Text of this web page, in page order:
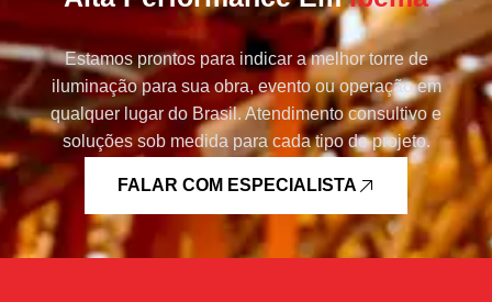
Estamos prontos para indicar a melhor torre de
iluminação para sua obra, evento ou operação em
qualquer lugar do Brasil. Atendimento consultivo e
soluções sob medida para cada tipo de projeto.
FALAR COM ESPECIALISTA